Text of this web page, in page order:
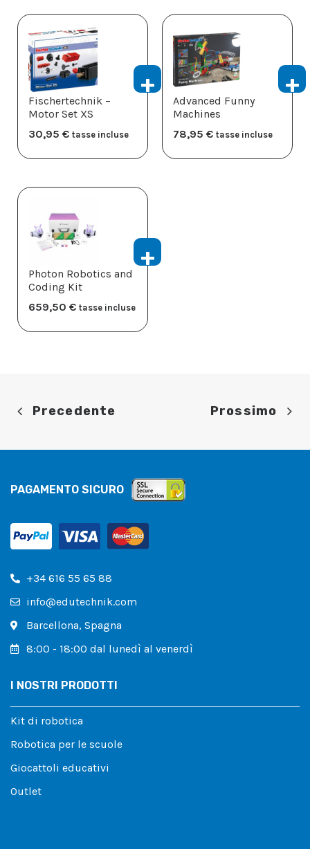
Fischertechnik –
Motor Set XS
30,95 € tasse incluse
Advanced Funny
Machines
78,95 € tasse incluse
Photon Robotics and
Coding Kit
659,50 € tasse incluse
Precedente Prossimo
PAGAMENTO SICURO
+34 616 55 65 88
info@edutechnik.com
Barcellona, ​​Spagna
8:00 - 18:00 dal lunedì al venerdì
I NOSTRI PRODOTTI
Kit di robotica
Robotica per le scuole
Giocattoli educativi
Outlet